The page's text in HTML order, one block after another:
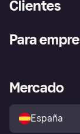
Clientes
Inicio de sesión
Directorio de
Política de
comprador de
Reclamaciones
Para
Acceso empresas
Mercado
España